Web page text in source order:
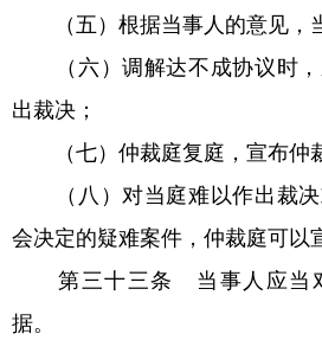
（五）根据当事人的意见，
（六）调解达不成协议时，
出裁决；
（七）仲裁庭复庭，宣布仲
（八）对当庭难以作出裁决
会决定的疑难案件，仲裁庭可以
第三十三条 当事人应当对
据。